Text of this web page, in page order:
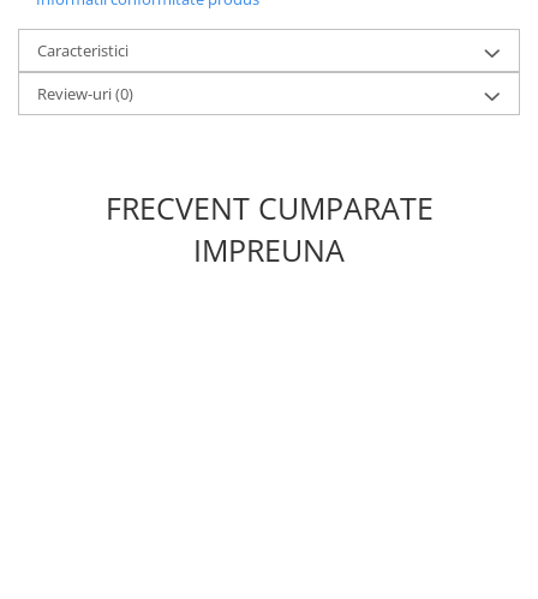
Caracteristici
Review-uri(0)
FRECVENT CUMPARATE
IMPREUNA